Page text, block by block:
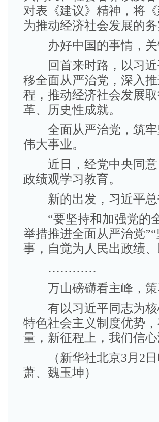
对表《建议》精神，将
为推动经济社会发展的务
办好中国的事情，关
回首来时路，以习近
移全面从严治党，深入
程，推动经济社会发展
革、历史性成就。
全面从严治党，筑牢
伟大事业。
近日，经党中央同意
政绩观学习教育。
新的出发，习近平总
“要坚持和加强党的
举措推进全面从严治党
事，自觉为人民出政绩
…………
万山磅礴看主峰，策
有以习近平同志为核
特色社会主义制度优势
量，新征程上，我们信心
（新华社北京3月2日
萧、魏玉坤）